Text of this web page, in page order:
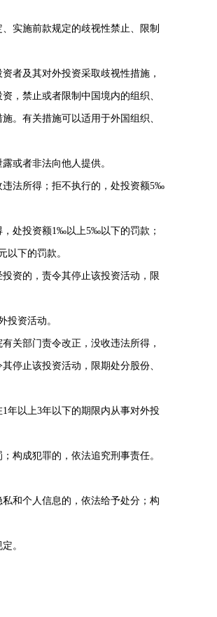
实施前款规定的歧视性禁止、限制
者及其对外投资采取歧视性措施，
，禁止或者限制中国境内的组织、
。有关措施可以适用于外国组织、
或者非法向他人提供。
法所得；拒不执行的，处投资额5‰
，处投资额1‰以上5‰以下的罚款；
下的罚款。
资的，责令其停止该投资活动，限
投资活动。
关部门责令改正，没收违法所得，
停止该投资活动，限期处分股份、
年以上3年以下的期限内从事对外投
构成犯罪的，依法追究刑事责任。
和个人信息的，依法给予处分；构
。